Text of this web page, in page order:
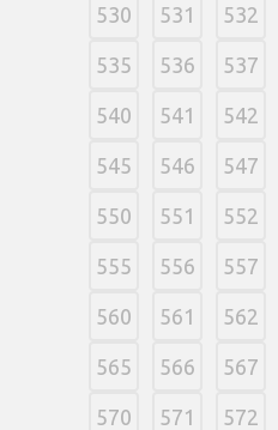
530 531 532
535 536 537
540 541 542
545 546 547
550 551 552
555 556 557
560 561 562
565 566 567
570 571 572